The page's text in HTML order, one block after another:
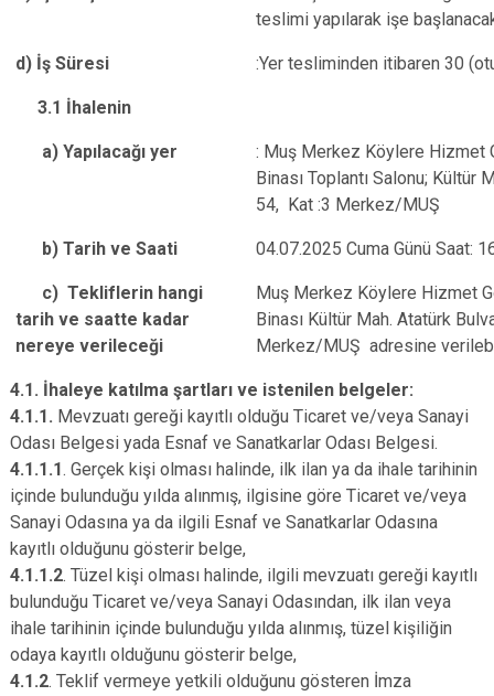
teslimi yapılarak işe
d) İş Süresi :Yer tesliminden itibaren 30
3.1 İhalenin
a) Yapılacağı yer
: Muş Merkez Köylere Hizmet
Binası Toplantı Salonu; Kültür
54, Kat :3 Merkez/MUŞ
b) Tarih ve Saati 04.07.2025 Cuma Günü Saat:
c) Tekliflerin hangi
tarih ve saatte kadar
nereye verileceği
Muş Merkez Köylere Hizmet
Binası Kültür Mah. Atatürk
Merkez/MUŞ adresine
4.1. İhaleye katılma şartları ve istenilen belgeler:
4.1.1. Mevzuatı gereği kayıtlı olduğu Ticaret ve/veya Sanayi
Odası Belgesi yada Esnaf ve Sanatkarlar Odası Belgesi.
4.1.1.1. Gerçek kişi olması halinde, ilk ilan ya da ihale tarihinin
içinde bulunduğu yılda alınmış, ilgisine göre Ticaret ve/veya
Sanayi Odasına ya da ilgili Esnaf ve Sanatkarlar Odasına
kayıtlı olduğunu gösterir belge,
4.1.1.2. Tüzel kişi olması halinde, ilgili mevzuatı gereği kayıtlı
bulunduğu Ticaret ve/veya Sanayi Odasından, ilk ilan veya
ihale tarihinin içinde bulunduğu yılda alınmış, tüzel kişiliğin
odaya kayıtlı olduğunu gösterir belge,
4.1.2. Teklif vermeye yetkili olduğunu gösteren İmza